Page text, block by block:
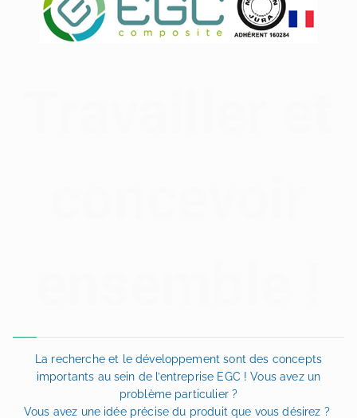
La recherche et le développement sont des concepts
importants au sein de l’entreprise EGC ! Vous avez un
problème particulier ?
Vous avez une idée précise du produit que vous désirez ?